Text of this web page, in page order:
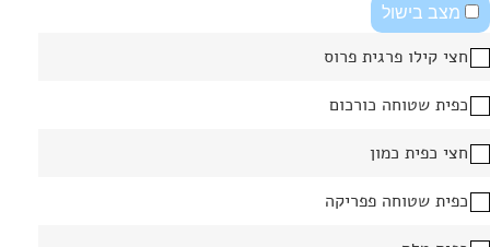
מצב בישול
חצי קילו פרגית פרוס
כפית שטוחה כורכום
חצי כפית כמון
כפית שטוחה פפריקה